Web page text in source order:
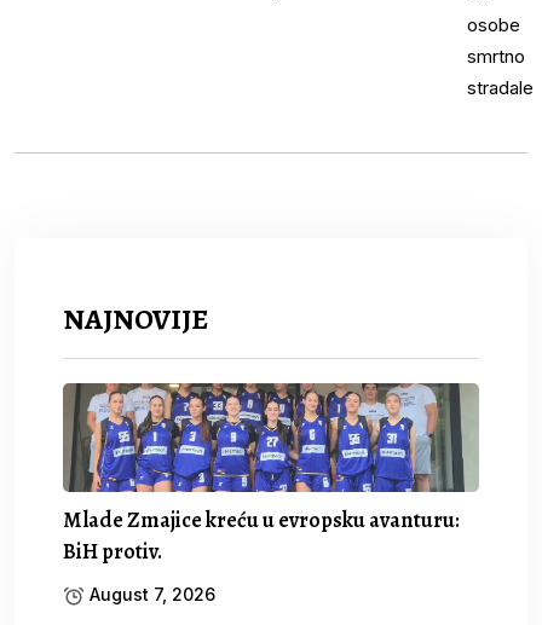
NAJNOVIJE
Mlade Zmajice kreću u evropsku avanturu:
BiH protiv.
August 7, 2026